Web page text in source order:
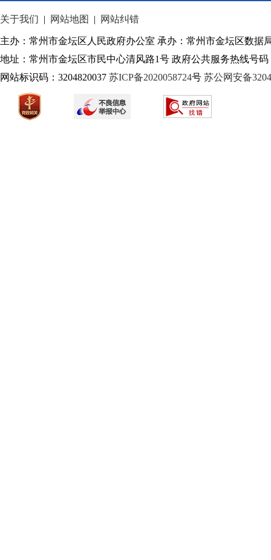
关于我们 | 网站地图 | 网站纠错
主办：常州市金坛区人民政府办公室 承办：常州市金坛区数据
地址：常州市金坛区市民中心清风路1号 政府公共服务热线号码
网站标识码：3204820037 苏ICP备2020058724号 苏公网安备